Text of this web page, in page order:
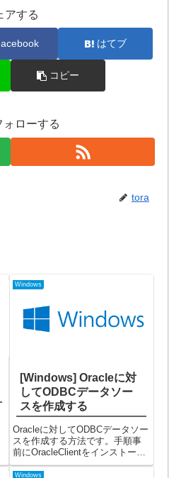
アする
はてブ
コピー
ォローする
tora
Windows
[Windows] Oracleに対
してODBCデータソー
スを作成する
Oracleに対してODBCデータソー
スを作成する方法です。手順事
前にOracleClientをインストール
しておいてください。①コント
ロールパネルを開いて「管理ツ
Windows